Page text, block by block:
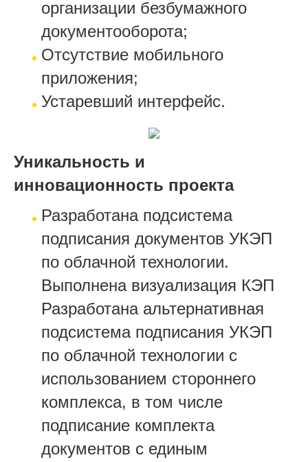
организации безбумажного
документооборота;
Отсутствие мобильного
приложения;
Устаревший интерфейс.
Уникальность и
инновационность проекта
Разработана подсистема
подписания документов УКЭП
по облачной технологии.
Выполнена визуализация КЭП
Разработана альтернативная
подсистема подписания УКЭП
по облачной технологии с
использованием стороннего
комплекса, в том числе
подписание комплекта
документов с единым